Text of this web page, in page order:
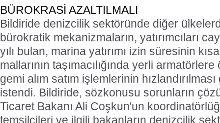
BÜROKRASİ AZALTILMALI
Bildiride denizcilik sektöründe diğer
bürokratik mekanizmaların, yatırımcıları
yılı bulan, marina yatırımı izin süresinin
mallarının taşımacılığında yerli
gemi alım satım işlemlerinin
istendi. Bildiride, sözkonusu sorunların
Ticaret Bakanı Ali Coşkun'un
temsilcileri ve ilgili bakanların denizcilik